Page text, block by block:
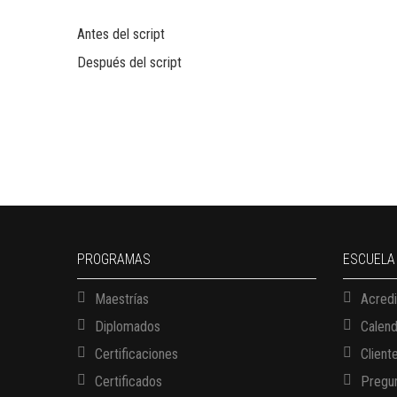
Antes del script
Después del script
PROGRAMAS
Maestrías
Diplomados
Certificaciones
Certificados